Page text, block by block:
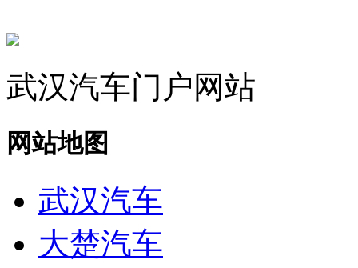
武汉汽车门户网站
网站地图
武汉汽车
大楚汽车